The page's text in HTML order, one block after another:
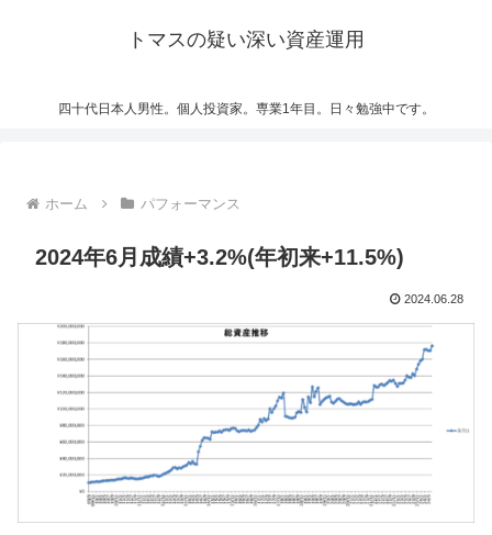
トマスの疑い深い資産運用
四十代日本人男性。個人投資家。専業1年目。日々勉強中です。
ホーム パフォーマンス
2024年6月成績+3.2%(年初来+11.5%)
2024.06.28